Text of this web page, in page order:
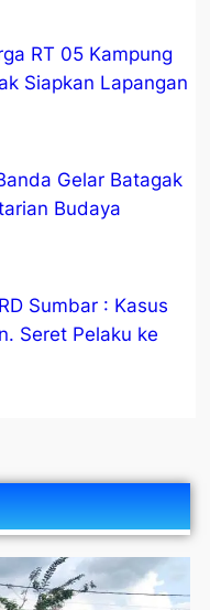
RT 05 Kampung
Siapkan Lapangan
Gelar Batagak
Budaya
Sumbar : Kasus
Seret Pelaku ke